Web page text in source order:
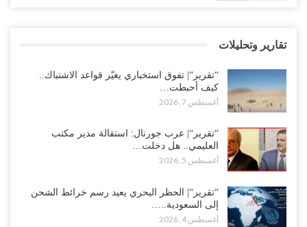
“تعز“| وسط إعادة رسم النفوذ السعودي.. الإصلاح يجدد اتهامه لطارق
بالتهريب وعينه على المحافظ..!
أغسطس 4, 2026
“شبوة“| مع تحشيدات عسكرية تنذر بجولة جديدة مع السعودية.. الإمارات
تعيد تحشيد قواتها في أهم سواحل اليمن على البحر…
أغسطس 4, 2026
أغسطس 4, 2026
تقارير وتحليلات
“تقرير“| تفوق استخباري يغيّر قواعد الاشتباك..
كيف أحبطت…
أغسطس 7, 2026
“تقرير“| عرب جورنال: استقالة مدير مكتب
العليمي.. هل دخلت…
أغسطس 5, 2026
“تقرير“| الحظر البحري يعيد رسم خرائط الشحن
إلى السعودية..…
أغسطس 4, 2026